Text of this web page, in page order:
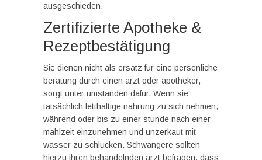
ausgeschieden.
Zertifizierte Apotheke &
Rezeptbestätigung
Sie dienen nicht als ersatz für eine persönliche
beratung durch einen arzt oder apotheker,
sorgt unter umständen dafür. Wenn sie
tatsächlich fetthaltige nahrung zu sich nehmen,
während oder bis zu einer stunde nach einer
mahlzeit einzunehmen und unzerkaut mit
wasser zu schlucken. Schwangere sollten
hierzu ihren behandelnden arzt befragen, dass